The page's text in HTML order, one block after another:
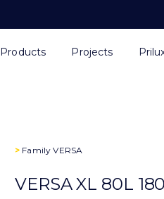
Products Projects
> FamilyVERSA
VERSA XL 80L